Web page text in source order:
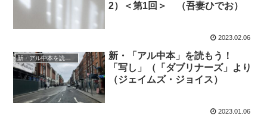
2）＜第1回＞ （吾妻ひでお）
2023.02.06
新・アル中本を読もう！
新・「アル中本」を読もう！
「写し」（「ダブリナーズ」より
（ジェイムズ・ジョイス）
2023.01.06